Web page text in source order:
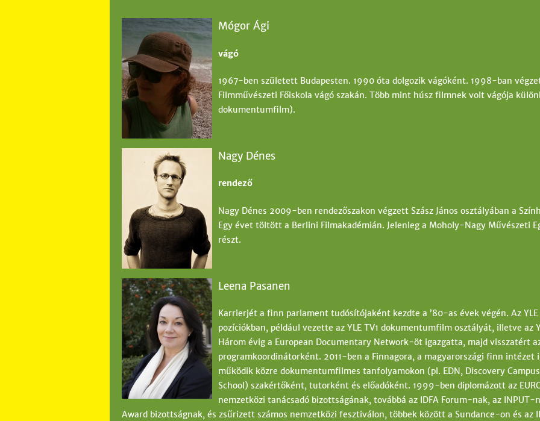
Mógor Ági
vágó
1967-ben született Budapesten. 1990 óta dolgozik vágóként. 1998-ban
Filmművészeti Főiskola vágó szakán. Több mint húsz filmnek volt vágója
dokumentumfilm).
Nagy Dénes
rendező
Nagy Dénes 2009-ben rendezőszakon végzett Szász János osztályában a
Egy évet töltött a Berlini Filmakadémián. Jelenleg a Moholy-Nagy Művészeti
részt.
Leena Pasanen
Karrierjét a finn parlament tudósítójaként kezdte a ’80-as évek végén. Az
pozíciókban, például vezette az YLE TV1 dokumentumfilm osztályát, illetve az
Három évig a European Documentary Network-öt igazgatta, majd visszatért
programkoordinátorként. 2011-ben a Finnagora, a magyarországi finn intézet
működik közre dokumentumfilmes tanfolyamokon (pl. EDN, Discovery
School) szakértőként, tutorként és előadóként. 1999-ben diplomázott az
nemzetközi tanácsadó bizottságának, továbbá az IDFA Forum-nak, az
Award bizottságnak, és zsűrizett számos nemzetközi fesztiválon, többek között a Sundance-on és az